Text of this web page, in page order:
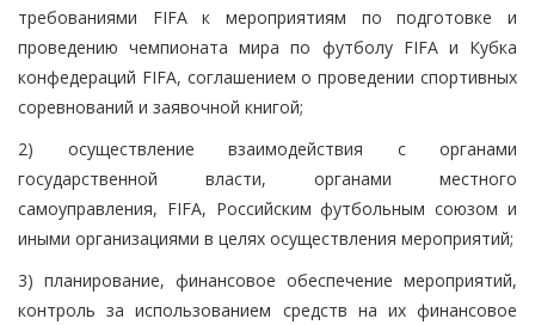
требованиями FIFA к мероприятиям по подготовке и
проведению чемпионата мира по футболу FIFA и Кубка
конфедераций FIFA, соглашением о проведении спортивных
соревнований и заявочной книгой;
2) осуществление взаимодействия с органами
государственной власти, органами местного
самоуправления, FIFA, Российским футбольным союзом и
иными организациями в целях осуществления мероприятий;
3) планирование, финансовое обеспечение мероприятий,
контроль за использованием средств на их финансовое